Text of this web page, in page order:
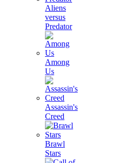
Aliens
versus
Predator
Among
Us
Assassin's
Creed
Brawl
Stars